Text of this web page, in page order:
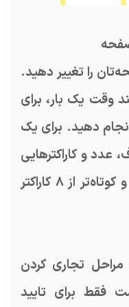
را تغییر دهید.
وقت یک بار، برای
دهید. برای یک
عدد و کاراکترهایی
مثل «!@#$&*» استفاده کنید و کوتاه‌تر از ۸ کاراکتر
مراحل تجاری کردن
فقط برای تایید